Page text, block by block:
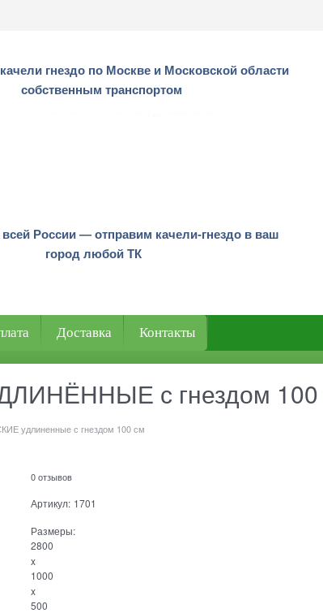
гнездо по Москве и Московской области
собственным транспортом
всей России — отправим качели-гнездо в ваш
город любой ТК
Доставка Контакты
с гнездом
удлиненные с гнездом 100 см
0 отзывов
Артикул: 1701
Размеры:
2800
x
1000
x
500